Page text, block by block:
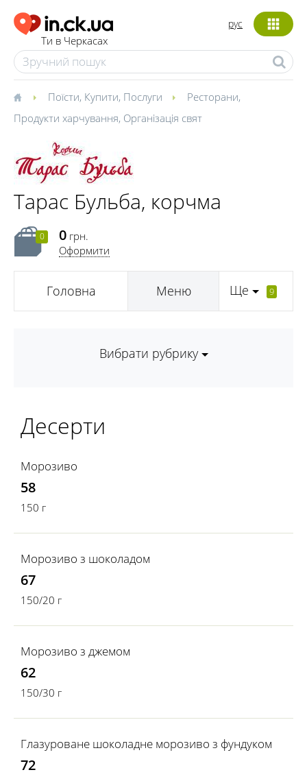
Ти в Черкасах
рус
Поїсти, Купити, Послуги Ресторани,
Продукти харчування, Організація свят
Тарас Бульба, корчма
0 0 грн.
Оформити
Головна Меню Ще 9
Вибрати рубрику
Десерти
Морозиво
58
150 г
Морозиво з шоколадом
67
150/20 г
Морозиво з джемом
62
150/30 г
Глазуроване шоколадне морозиво з фундуком
72